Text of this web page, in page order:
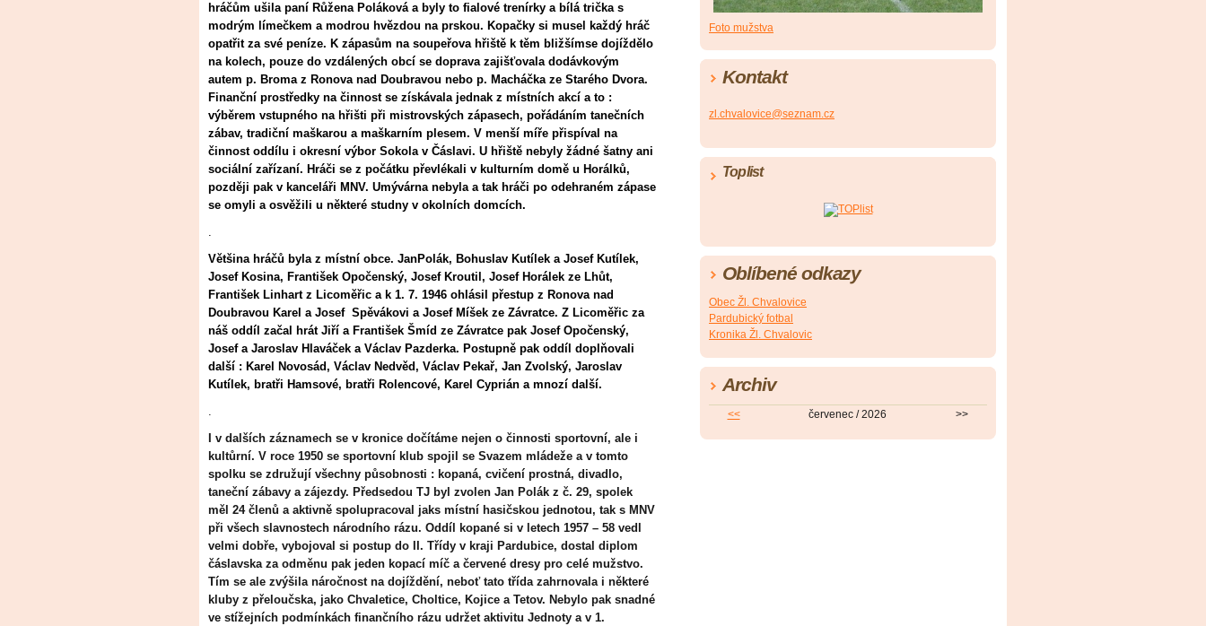
hráčům ušila paní Růžena Poláková a byly to fialové trenírky a bílá trička s
modrým límečkem a modrou hvězdou na prskou. Kopačky si musel každý hráč
opatřit za své peníze. K zápasům na soupeřova hřiště k těm bližšímse dojíždělo
na kolech, pouze do vzdálených obcí se doprava zajišťovala dodávkovým
autem p. Broma z Ronova nad Doubravou nebo p. Macháčka ze Starého Dvora.
Finanční prostředky na činnost se získávala jednak z místních akcí a to :
výběrem vstupného na hřišti při mistrovských zápasech, pořádáním tanečních
zábav, tradiční maškarou a maškarním plesem. V menší míře přispíval na
činnost oddílu i okresní výbor Sokola v Čáslavi. U hřiště nebyly žádné šatny ani
sociální zařízaní. Hráči se z počátku převlékali v kulturním domě u Horálků,
později pak v kanceláři MNV. Umývárna nebyla a tak hráči po odehraném zápase
se omyli a osvěžili u některé studny v okolních domcích.
.
Většina hráčů byla z místní obce. JanPolák, Bohuslav Kutílek a Josef Kutílek,
Josef Kosina, František Opočenský, Josef Kroutil, Josef Horálek ze Lhůt,
František Linhart z Licoměřic a k 1. 7. 1946 ohlásil přestup z Ronova nad
Doubravou Karel a Josef Spěvákovi a Josef Míšek ze Závratce. Z Licoměřic za
náš oddíl začal hrát Jiří a František Šmíd ze Závratce pak Josef Opočenský,
Josef a Jaroslav Hlaváček a Václav Pazderka. Postupně pak oddíl doplňovali
další : Karel Novosád, Václav Nedvěd, Václav Pekař, Jan Zvolský, Jaroslav
Kutílek, bratři Hamsové, bratři Rolencové, Karel Cyprián a mnozí další.
.
I v dalších záznamech se v kronice dočítáme nejen o činnosti sportovní, ale i
kultůrní. V roce 1950 se sportovní klub spojil se Svazem mládeže a v tomto
spolku se združují všechny působnosti : kopaná, cvičení prostná, divadlo,
taneční zábavy a zájezdy. Předsedou TJ byl zvolen Jan Polák z č. 29, spolek
měl 24 členů a aktivně spolupracoval jaks místní hasičskou jednotou, tak s MNV
při všech slavnostech národního rázu. Oddíl kopané si v letech 1957 – 58 vedl
velmi dobře, vybojoval si postup do II. Třídy v kraji Pardubice, dostal diplom
čáslavska za odměnu pak jeden kopací míč a červené dresy pro celé mužstvo.
Tím se ale zvýšila náročnost na dojíždění, neboť tato třída zahrnovala i některé
kluby z přeloučska, jako Chvaletice, Choltice, Kojice a Tetov. Nebylo pak snadné
ve stížejních podmínkách finančního rázu udržet aktivitu Jednoty a v 1.
Foto mužstva
Kontakt
zl.chvalovice@seznam.cz
Toplist
Oblíbené odkazy
Obec Žl. Chvalovice
Pardubický fotbal
Kronika Žl. Chvalovic
Archiv
<< červenec / 2026 >>